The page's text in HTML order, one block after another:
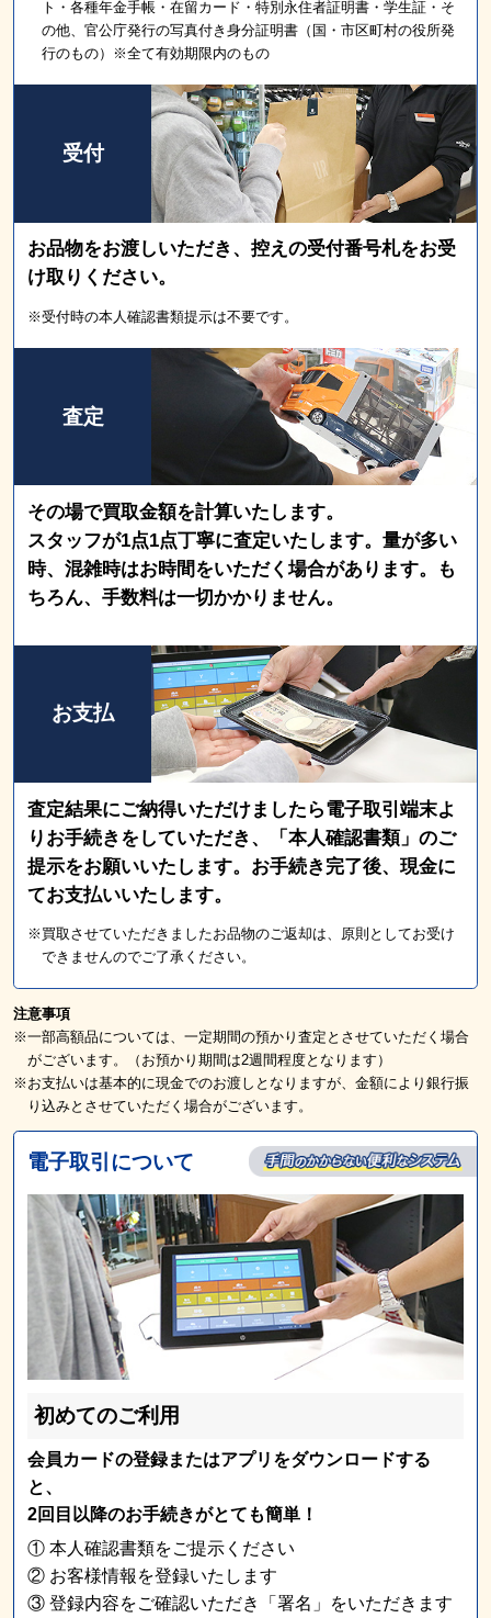
ト・各種年金手帳・在留カード・特別永住者証明書・学生証・そ
の他、官公庁発行の写真付き身分証明書（国・市区町村の役所発
行のもの）※全て有効期限内のもの
受付
お品物をお渡しいただき、控えの受付番号札をお受
け取りください。
※受付時の本人確認書類提示は不要です。
査定
その場で買取金額を計算いたします。
スタッフが1点1点丁寧に査定いたします。量が多い
時、混雑時はお時間をいただく場合があります。も
ちろん、手数料は一切かかりません。
お支払
査定結果にご納得いただけましたら電子取引端末よ
りお手続きをしていただき、「本人確認書類」のご
提示をお願いいたします。お手続き完了後、現金に
てお支払いいたします。
※買取させていただきましたお品物のご返却は、原則としてお受け
できませんのでご了承ください。
注意事項
※一部高額品については、一定期間の預かり査定とさせていただく場合
がございます。（お預かり期間は2週間程度となります）
※お支払いは基本的に現金でのお渡しとなりますが、金額により銀行振
り込みとさせていただく場合がございます。
電子取引について
初めてのご利用
会員カードの登録またはアプリをダウンロードする
と、
2回目以降のお手続きがとても簡単！
① 本人確認書類をご提示ください
② お客様情報を登録いたします
③ 登録内容をご確認いただき「署名」をいただきます